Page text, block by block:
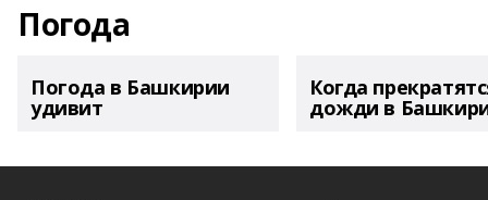
Погода
Погода в Башкирии
удивит
Когда
дожди в